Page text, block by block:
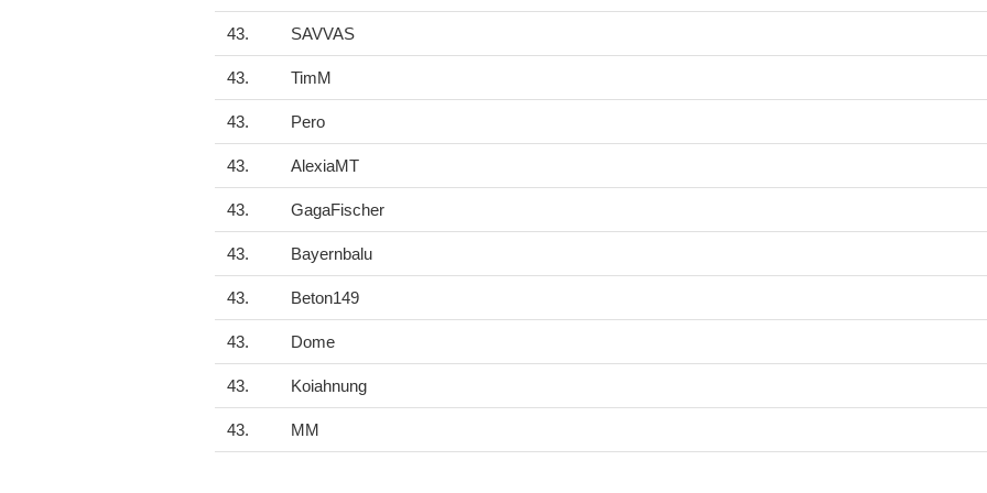
43. SAVVAS
43. TimM
43. Pero
43. AlexiaMT
43. GagaFischer
43. Bayernbalu
43. Beton149
43. Dome
43. Koiahnung
43. MM